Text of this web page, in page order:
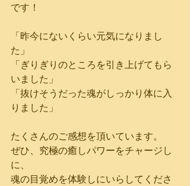
です！
「昨今にないくらい元気になりまし
た」
「ぎりぎりのところを引き上げてもら
いました」
「抜けそうだった魂がしっかり体に入
りました」
たくさんのご感想を頂いています。
ぜひ、究極の癒しパワーをチャージし
に、
魂の目覚めを体験しにいらしてくださ